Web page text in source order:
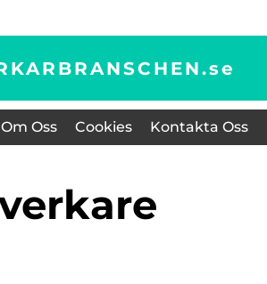
se
Om Oss Cookies Kontakta Oss